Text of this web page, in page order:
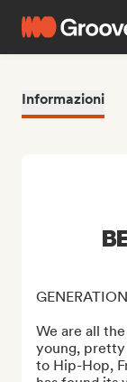
Informazioni
We are all
young,
to Hip-Hop,